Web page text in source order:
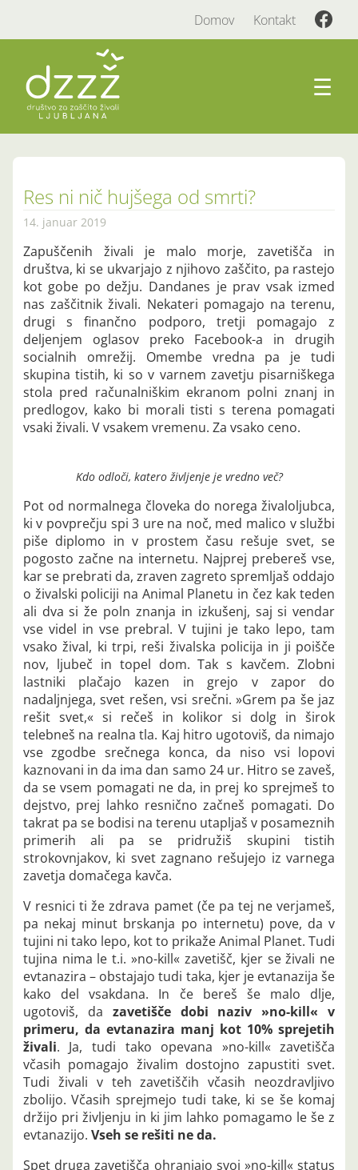
Domov Kontakt
☰
Res ni nič hujšega od smrti?
14. januar 2019
Zapuščenih živali je malo morje, zavetišča in
društva, ki se ukvarjajo z njihovo zaščito, pa rastejo
kot gobe po dežju. Dandanes je prav vsak izmed
nas zaščitnik živali. Nekateri pomagajo na terenu,
drugi s finančno podporo, tretji pomagajo z
deljenjem oglasov preko Facebook-a in drugih
socialnih omrežij. Omembe vredna pa je tudi
skupina tistih, ki so v varnem zavetju pisarniškega
stola pred računalniškim ekranom polni znanj in
predlogov, kako bi morali tisti s terena pomagati
vsaki živali. V vsakem vremenu. Za vsako ceno.
Kdo odloči, katero življenje je vredno več?
Pot od normalnega človeka do norega živaloljubca,
ki v povprečju spi 3 ure na noč, med malico v službi
piše diplomo in v prostem času rešuje svet, se
pogosto začne na internetu. Najprej prebereš vse,
kar se prebrati da, zraven zagreto spremljaš oddajo
o živalski policiji na Animal Planetu in čez kak teden
ali dva si že poln znanja in izkušenj, saj si vendar
vse videl in vse prebral. V tujini je tako lepo, tam
vsako žival, ki trpi, reši živalska policija in ji poišče
nov, ljubeč in topel dom. Tak s kavčem. Zlobni
lastniki plačajo kazen in grejo v zapor do
nadaljnjega, svet rešen, vsi srečni. »Grem pa še jaz
rešit svet,« si rečeš in kolikor si dolg in širok
telebneš na realna tla. Kaj hitro ugotoviš, da nimajo
vse zgodbe srečnega konca, da niso vsi lopovi
kaznovani in da ima dan samo 24 ur. Hitro se zaveš,
da se vsem pomagati ne da, in prej ko sprejmeš to
dejstvo, prej lahko resnično začneš pomagati. Do
takrat pa se bodisi na terenu utapljaš v posameznih
primerih ali pa se pridružiš skupini tistih
strokovnjakov, ki svet zagnano rešujejo iz varnega
zavetja domačega kavča.
V resnici ti že zdrava pamet (če pa tej ne verjameš,
pa nekaj minut brskanja po internetu) pove, da v
tujini ni tako lepo, kot to prikaže Animal Planet. Tudi
tujina nima le t.i. »no-kill« zavetišč, kjer se živali ne
evtanazira – obstajajo tudi taka, kjer je evtanazija še
kako del vsakdana. In če bereš še malo dlje,
ugotoviš, da zavetišče dobi naziv »no-kill« v
primeru, da evtanazira manj kot 10% sprejetih
živali. Ja, tudi tako opevana »no-kill« zavetišča
včasih pomagajo živalim dostojno zapustiti svet.
Tudi živali v teh zavetiščih včasih neozdravljivo
zbolijo. Včasih sprejmejo tudi take, ki se še komaj
držijo pri življenju in ki jim lahko pomagamo le še z
evtanazijo. Vseh se rešiti ne da.
Spet druga zavetišča ohranjajo svoj »no-kill« status